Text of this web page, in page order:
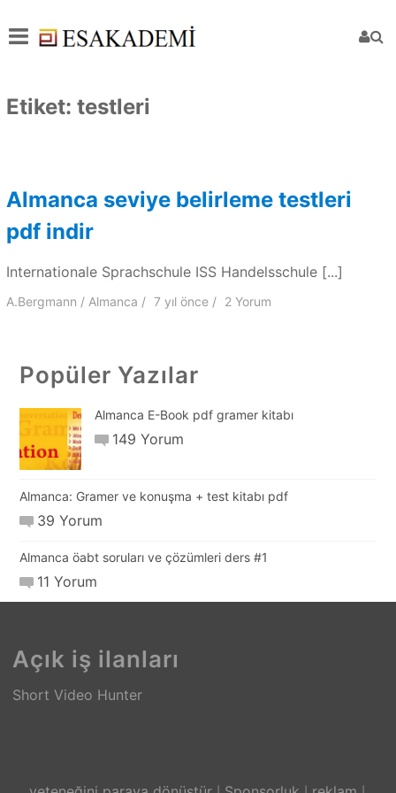
Etiket: testleri
Almanca seviye belirleme testleri
pdf indir
Internationale Sprachschule ISS Handelsschule [...]
A.Bergmann Almanca 7 yılönce 2 Yorum
Popüler Yazılar
Almanca E-Book pdf gramer kitabı
149 Yorum
Almanca: Gramer ve konuşma + test kitabı pdf
39 Yorum
Almanca öabt soruları ve çözümleri ders #1
11 Yorum
Açık iş ilanları
Short Video Hunter